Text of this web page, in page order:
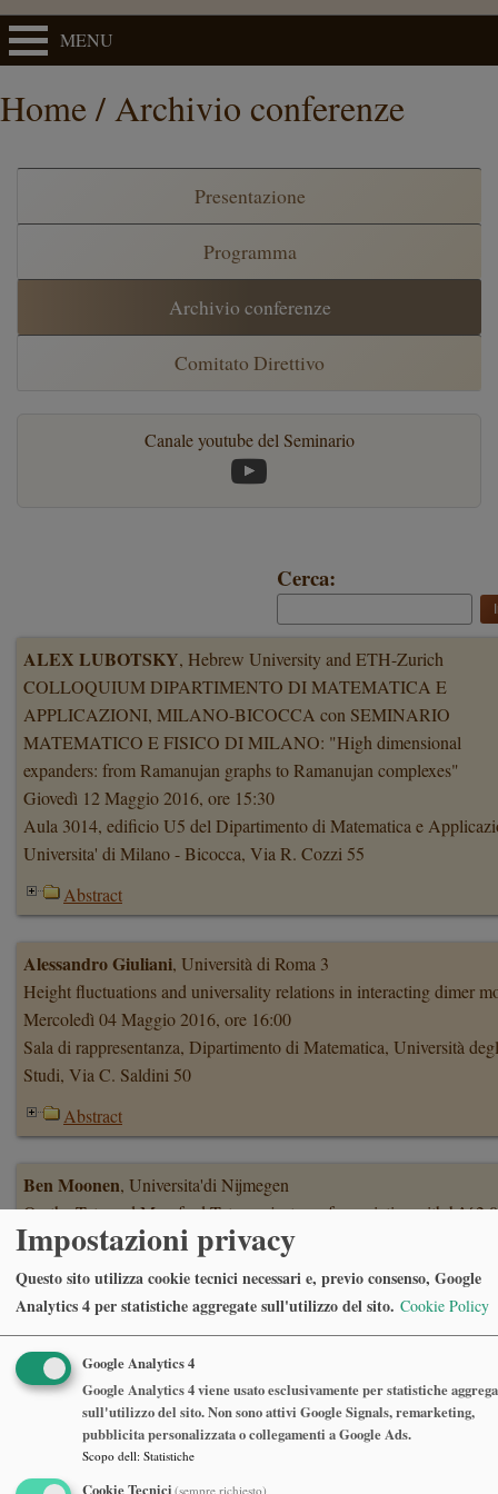
MENU
Home / Archivio conferenze
Presentazione
Programma
Archivio conferenze
Comitato Direttivo
Canale youtube del Seminario
Cerca:
ALEX LUBOTSKY, Hebrew University and ETH-Zurich
COLLOQUIUM DIPARTIMENTO DI MATEMATICA E
APPLICAZIONI, MILANO-BICOCCA con SEMINARIO
MATEMATICO E FISICO DI MILANO: "High dimensional
expanders: from Ramanujan graphs to Ramanujan complexes"
Giovedì 12 Maggio 2016, ore 15:30
Aula 3014, edificio U5 del Dipartimento di Matematica e
Universita' di Milano - Bicocca, Via R. Cozzi 55
Abstract
Alessandro Giuliani, Università di Roma 3
Height fluctuations and universality relations in interacting dimer
Mercoledì 04 Maggio 2016, ore 16:00
Sala di rappresentanza, Dipartimento di Matematica, Università
Studi, Via C. Saldini 50
Abstract
Ben Moonen, Universita'di Nijmegen
On the Tate and Mumford-Tate conjectures for varieties with
Mercoledì 06 Aprile 2016, ore 17:00
Sala di rappresentanza, Dipartimento di Matematica, Università
Studi, Via C. Saldini 50
Abstract
Enzo Mitidieri, Università degli Studi di Trieste
Liouville Theorems in PDE’s: old and new
Martedì 15 Marzo 2016, ore 16:30
Sala Consiglio, 7 piano, Dipartimento di Matematica, Via Bonardi
Impostazioni privacy
Questo sito utilizza cookie tecnici necessari e, previo consenso, Google
Analytics 4 per statistiche aggregate sull'utilizzo del sito. Cookie Policy
Google Analytics 4
Google Analytics 4 viene usato esclusivamente per statistiche
sull'utilizzo del sito. Non sono attivi Google Signals, remarketing,
pubblicita personalizzata o collegamenti a Google Ads.
Scopo dell: Statistiche
Cookie Tecnici (sempre richiesto)